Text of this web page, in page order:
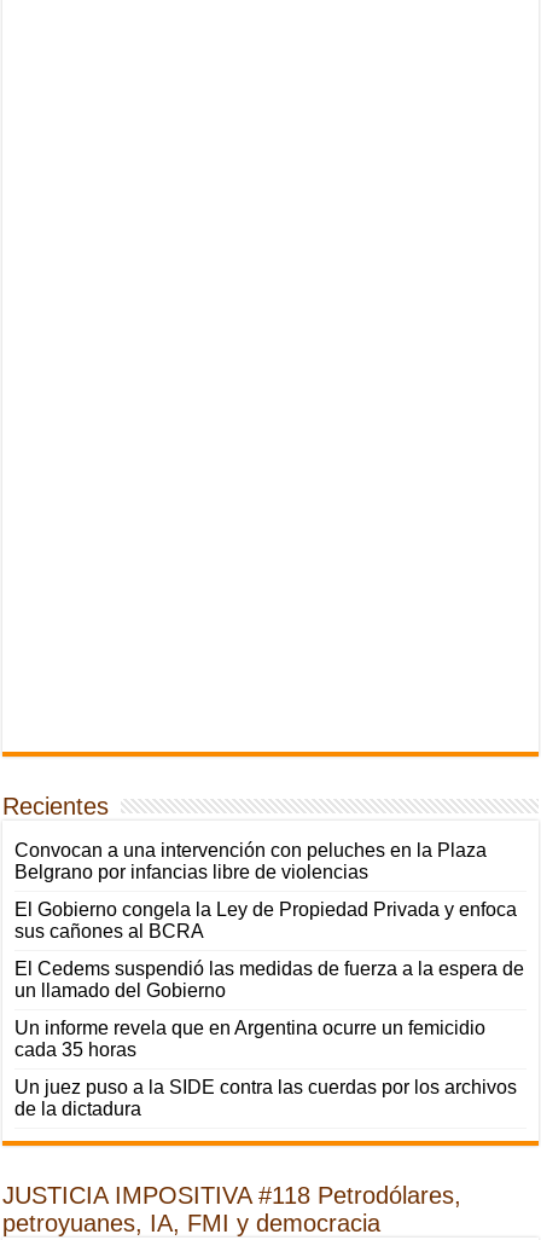
Recientes
Convocan a una intervención con peluches en la Plaza
Belgrano por infancias libre de violencias
El Gobierno congela la Ley de Propiedad Privada y enfoca
sus cañones al BCRA
El Cedems suspendió las medidas de fuerza a la espera de
un llamado del Gobierno
Un informe revela que en Argentina ocurre un femicidio
cada 35 horas
Un juez puso a la SIDE contra las cuerdas por los archivos
de la dictadura
JUSTICIA IMPOSITIVA #118 Petrodólares,
petroyuanes, IA, FMI y democracia